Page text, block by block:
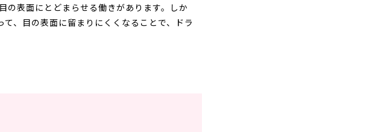
の表面にとどまらせる働きがあります。しか
、目の表面に留まりにくくなることで、ドラ